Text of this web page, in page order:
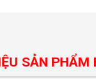
SẢN PHẨM